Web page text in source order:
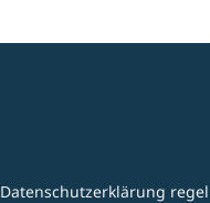
Datenschutzerklärung